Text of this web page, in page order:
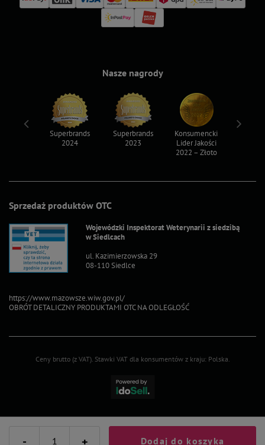
- + Dodaj do koszyka
Sprzedaż produktów OTC
Wojewódzki Inspektorat Weterynarii z siedzibą
w Siedlcach
ul. Kazimierzowska 29
08-110 Siedlce
https://www.mazowsze.wiw.gov.pl/
OBRÓT DETALICZNY PRODUKTAMI OTC NA ODLEGŁOŚĆ
Nasze nagrody
Superbrands
2024
Superbrands
2023
Konsumencki
Lider Jakości
2022 – Złoto
Ceny brutto (z VAT). Stawki VAT dla konsumentów z kraju: Polska